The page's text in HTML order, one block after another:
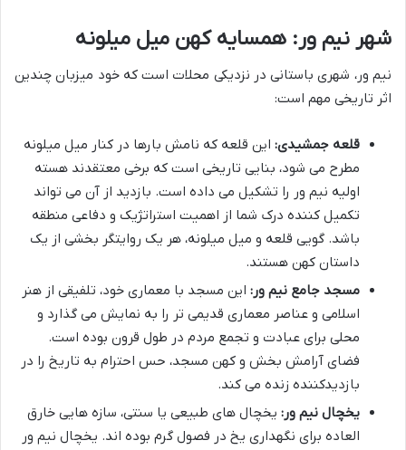
شهر نیم ور: همسایه کهن میل میلونه
نیم ور، شهری باستانی در نزدیکی محلات است که خود میزبان چندین
اثر تاریخی مهم است:
قلعه جمشیدی: این قلعه که نامش بارها در کنار میل میلونه
مطرح می شود، بنایی تاریخی است که برخی معتقدند هسته
اولیه نیم ور را تشکیل می داده است. بازدید از آن می تواند
تکمیل کننده درک شما از اهمیت استراتژیک و دفاعی منطقه
باشد. گویی قلعه و میل میلونه، هر یک روایتگر بخشی از یک
داستان کهن هستند.
مسجد جامع نیم ور: این مسجد با معماری خود، تلفیقی از هنر
اسلامی و عناصر معماری قدیمی تر را به نمایش می گذارد و
محلی برای عبادت و تجمع مردم در طول قرون بوده است.
فضای آرامش بخش و کهن مسجد، حس احترام به تاریخ را در
بازدیدکننده زنده می کند.
یخچال نیم ور: یخچال های طبیعی یا سنتی، سازه هایی خارق
العاده برای نگهداری یخ در فصول گرم بوده اند. یخچال نیم ور